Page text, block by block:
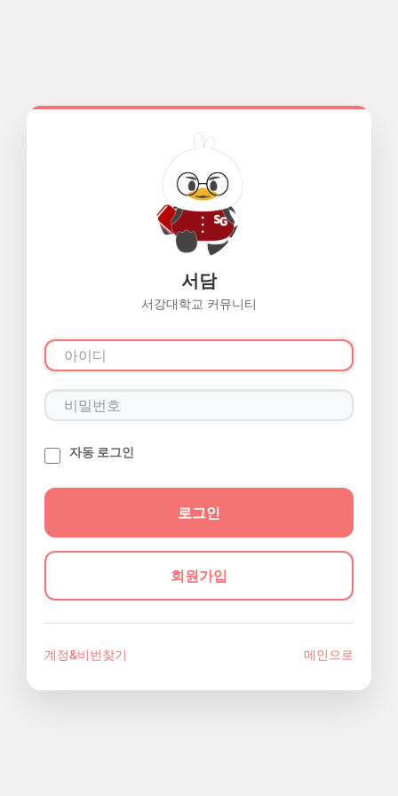
서담
서강대학교 커뮤니티
자동 로그인
회원가입
계정&비번찾기 메인으로